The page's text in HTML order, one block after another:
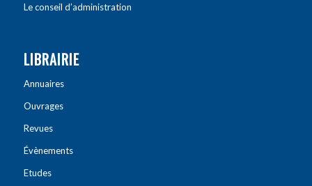
Le conseil d’administration
LIBRAIRIE
Annuaires
Ouvrages
Revues
Évènements
Etudes